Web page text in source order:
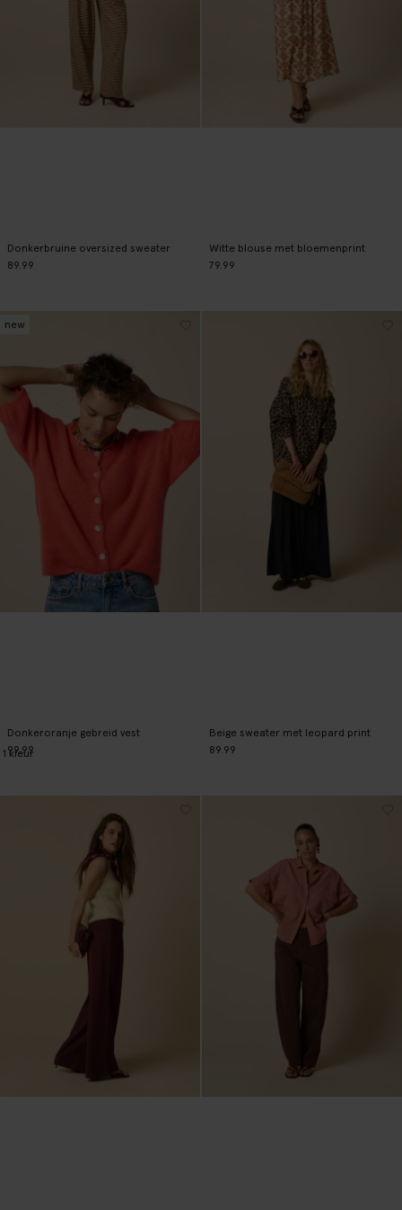
Donkerbruine oversized sweater
89.99
Witte blouse met bloemenprint
79.99
Donkeroranje gebreid vest
99.99
new
1 kleur
Beige sweater met leopard print
89.99